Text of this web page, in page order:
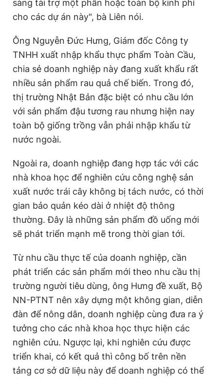
sàng tài trợ một phần hoặc toàn bộ kinh phí
cho các dự án này", bà Liên nói.
Ông Nguyễn Đức Hưng, Giám đốc Công ty
TNHH xuất nhập khẩu thực phẩm Toàn Cầu,
chia sẻ doanh nghiệp này đang xuất khẩu rất
nhiều sản phẩm rau quả chế biến. Trong đó,
thị trường Nhật Bản đặc biệt có nhu cầu lớn
với sản phẩm đậu tương rau nhưng hiện nay
toàn bộ giống trồng vẫn phải nhập khẩu từ
nước ngoài.
Ngoài ra, doanh nghiệp đang hợp tác với các
nhà khoa học để nghiên cứu công nghệ sản
xuất nước trái cây không bị tách nước, có thời
gian bảo quản kéo dài ở nhiệt độ thông
thường. Đây là những sản phẩm đồ uống mới
sẽ phát triển mạnh mẽ trong thời gian tới.
Từ nhu cầu thực tế của doanh nghiệp, cần
phát triển các sản phẩm mới theo nhu cầu thị
trường người tiêu dùng, ông Hưng đề xuất, Bộ
NN-PTNT nên xây dựng một không gian, diễn
đàn để nông dân, doanh nghiệp cùng đưa ra ý
tưởng cho các nhà khoa học thực hiện các
nghiên cứu. Ngược lại, khi nghiên cứu được
triển khai, có kết quả thì công bố trên nền
tảng cơ sở dữ liệu này để doanh nghiệp có thể